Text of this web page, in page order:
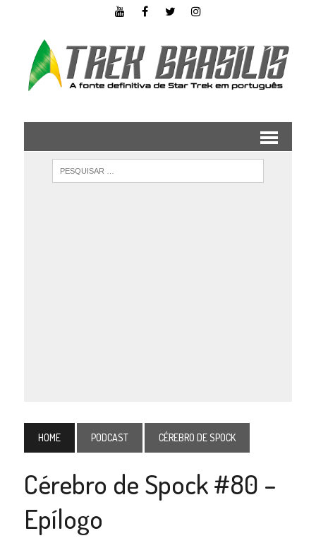
HOME PODCAST CÉREBRO DE SPOCK
Cérebro de Spock #80 –
Epílogo